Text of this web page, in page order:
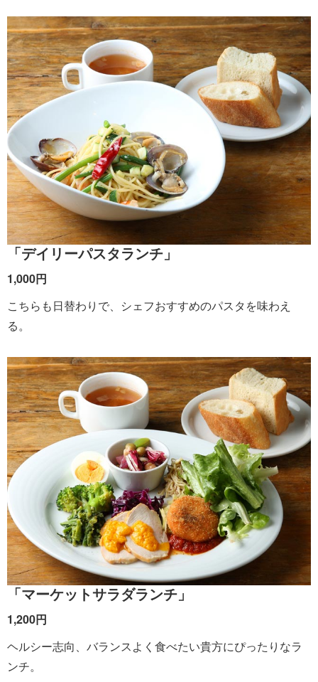
「デイリーパスタランチ」
1,000円
こちらも日替わりで、シェフおすすめのパスタを味わえ
る。
「マーケットサラダランチ」
1,200円
ヘルシー志向、バランスよく食べたい貴方にぴったりなラ
ンチ。